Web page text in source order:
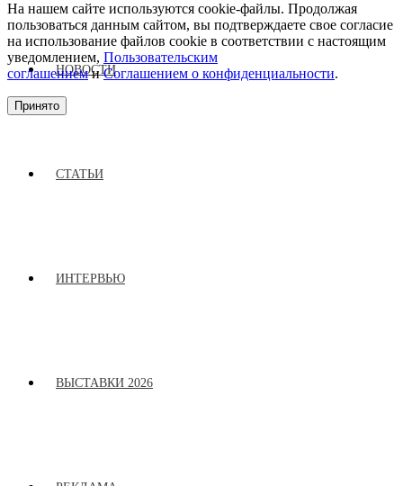
НОВОСТИ
СТАТЬИ
ИНТЕРВЬЮ
ВЫСТАВКИ 2026
На нашем сайте используются cookie-файлы. Продолжая
пользоваться данным сайтом, вы подтверждаете свое согласие
на использование файлов cookie в соответствии с настоящим
уведомлением, Пользовательским
соглашениемиСоглашением о конфиденциальности.
Принято